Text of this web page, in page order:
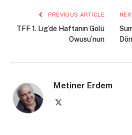
PREVIOUS ARTICLE
TFF 1. Lig’de Haftanın Golü
Owusu’nun
Metiner Erdem